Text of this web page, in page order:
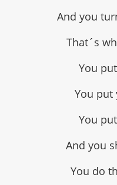
And you
That´s
You
You put
You
And you
You do